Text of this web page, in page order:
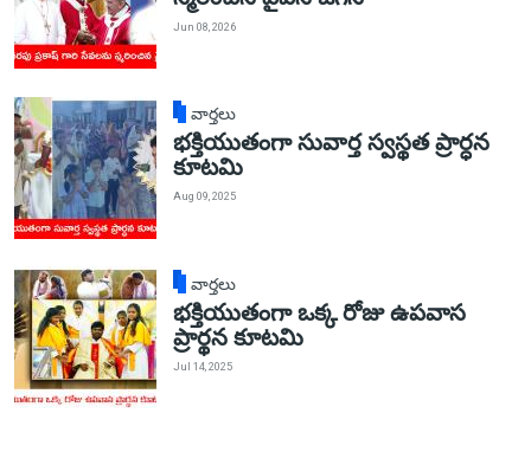
Jun 08, 2026
వార్తలు
భక్తియుతంగా సువార్త స్వస్థత ప్రార్ధన
కూటమి
Aug 09, 2025
వార్తలు
భక్తియుతంగా ఒక్క రోజు ఉపవాస
ప్రార్థన కూటమి
Jul 14, 2025